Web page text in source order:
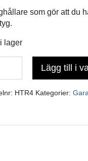
som gör att du
lager
Lägg till i
HTR4 Kategorier: